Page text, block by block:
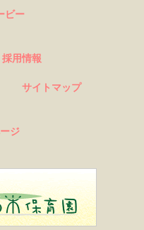
ビー
採用情報
サイトマップ
ジ